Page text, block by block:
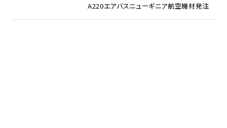
A220エアバスニューギニア航空機材発注